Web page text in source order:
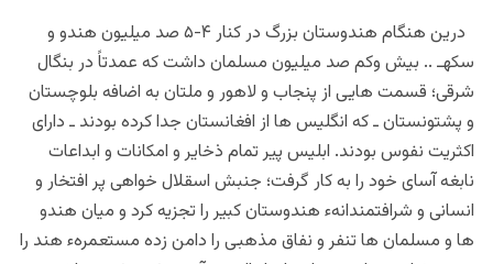
درین هنگام هندوستان بزرگ در کنار ۴-۵ صد میلیون هندو و
سکهـ .. بیش وکم صد میلیون مسلمان داشت که عمدتاً در بنگال
شرقی؛ قسمت هایی از پنجاب و لاهور و ملتان به اضافه بلوچستان
و پشتونستان ـ که انگلیس ها از افغانستان جدا کرده بودند ـ دارای
اکثریت نفوس بودند. ابلیس پیر تمام ذخایر و امکانات و ابداعات
نابغه آسای خود را به کار گرفت؛ جنبش اسقلال خواهی پر افتخار و
انسانی و شرافتمندانهء هندوستان کبیر را تجزیه کرد و میان هندو
ها و مسلمان ها تنفر و نفاق مذهبی را دامن زده مستعمرهء هند را